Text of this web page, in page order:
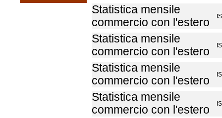
Statistica mensile
commercio con l'estero
Statistica mensile
commercio con l'estero
Statistica mensile
commercio con l'estero
Statistica mensile
commercio con l'estero